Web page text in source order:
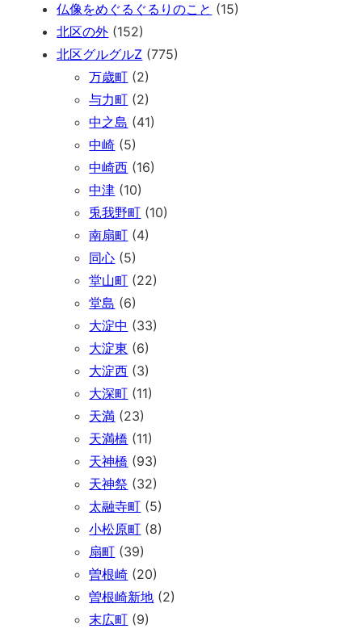
仏像をめぐるぐるりのこと (15)
北区の外 (152)
北区グルグルZ (775)
万歳町 (2)
与力町 (2)
中之島 (41)
中崎 (5)
中崎西 (16)
中津 (10)
兎我野町 (10)
南扇町 (4)
同心 (5)
堂山町 (22)
堂島 (6)
大淀中 (33)
大淀東 (6)
大淀西 (3)
大深町 (11)
天満 (23)
天満橋 (11)
天神橋 (93)
天神祭 (32)
太融寺町 (5)
小松原町 (8)
扇町 (39)
曽根崎 (20)
曽根崎新地 (2)
末広町 (9)